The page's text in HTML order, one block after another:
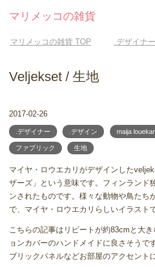
マリメッコの雑貨
マリメッコの雑貨TOP .デザイナー
Veljekset / 生地
2017-02-26
.デザイナー .デザイン maija
ファブリック 生地
マイヤ・ロウエカリがデザインした
ザーズ」という意味です。フィンランド
ンされたものです。様々な動物や鳥たち
で、マイヤ・ロウエカリらしいイラスト
こちらの記事はリピートが約83cmと大
ョンカバーのハンドメイドに良さそうで
ブリックパネルなどお部屋のアクセント